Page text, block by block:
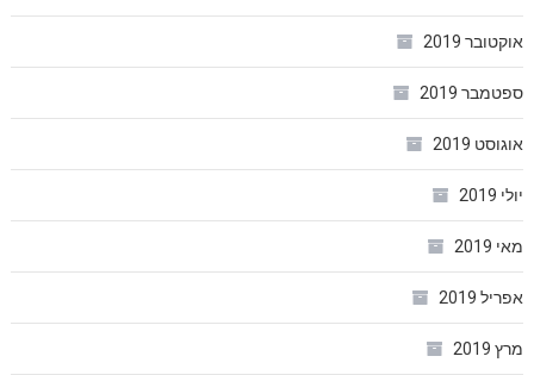
אוקטובר 2019
ספטמבר 2019
אוגוסט 2019
יולי 2019
מאי 2019
אפריל 2019
מרץ 2019